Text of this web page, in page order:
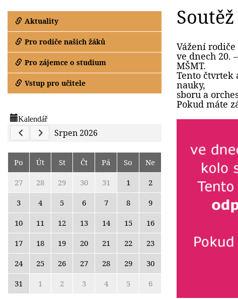
Aktuality
Pro rodiče našich žáků
Pro zájemce o studium
Vstup pro učitele
Kalendář
Previous Calendar
Next Calendar
Srpen 2026
Po Út St Čt Pá So
Ne
27
28 29 30 31 1
2
3
4 5 6 7 8
9
10
11 12 13 14 15
16
17
18 19 20 21 22
23
24
25 26 27 28 29
30
31
1 2 3 4 5 6
Vážení rodiče
ve dnech 20.
MŠMT.
Tento čtvrtek
nauky,
sboru a
Pokud máte